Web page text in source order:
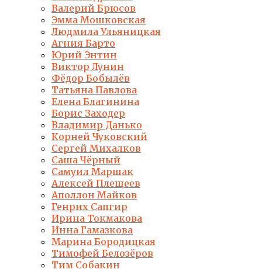
Валерий Брюсов
Эмма Мошковская
Людмила Ульяницкая
Агния Барто
Юрий Энтин
Виктор Лунин
Фёдор Бобылёв
Татьяна Павлова
Елена Благинина
Борис Заходер
Владимир Данько
Корней Чуковский
Сергей Михалков
Саша Чёрный
Самуил Маршак
Алексей Плещеев
Аполлон Майков
Генрих Сапгир
Ирина Токмакова
Инна Гамазкова
Марина Бородицкая
Тимофей Белозёров
Тим Собакин